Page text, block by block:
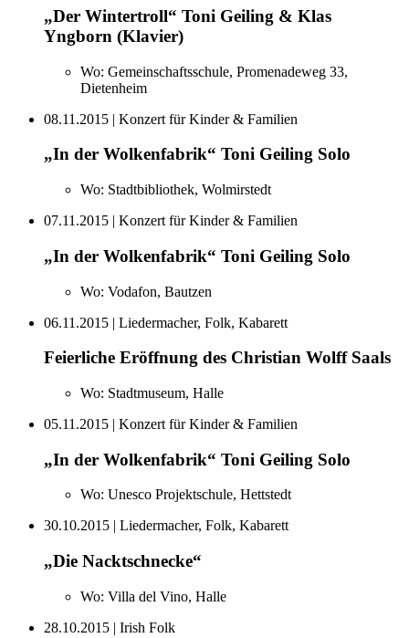
„Der Wintertroll“ Toni Geiling & Klas
Yngborn (Klavier)
Wo: Gemeinschaftsschule, Promenadeweg 33,
Dietenheim
08.11.2015 | Konzert für Kinder & Familien
„In der Wolkenfabrik“ Toni Geiling Solo
Wo: Stadtbibliothek, Wolmirstedt
07.11.2015 | Konzert für Kinder & Familien
„In der Wolkenfabrik“ Toni Geiling Solo
Wo: Vodafon, Bautzen
06.11.2015 | Liedermacher, Folk, Kabarett
Feierliche Eröffnung des Christian Wolff Saals
Wo: Stadtmuseum, Halle
05.11.2015 | Konzert für Kinder & Familien
„In der Wolkenfabrik“ Toni Geiling Solo
Wo: Unesco Projektschule, Hettstedt
30.10.2015 | Liedermacher, Folk, Kabarett
„Die Nacktschnecke“
Wo: Villa del Vino, Halle
28.10.2015 | Irish Folk